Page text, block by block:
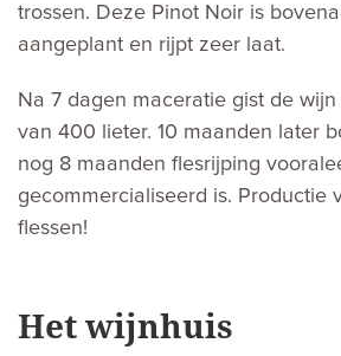
trossen. Deze Pinot Noir is
aangeplant en rijpt zeer laat.
Na 7 dagen maceratie gist de
van 400 lieter. 10 maanden later
nog 8 maanden flesrijping
gecommercialiseerd is. Productie
flessen!
Het wijnhuis